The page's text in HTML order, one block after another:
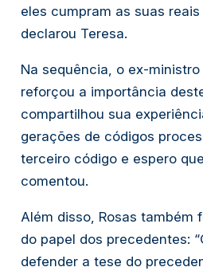
eles cumpram as suas reais
declarou Teresa.
Na sequência, o ex-ministro
reforçou a importância
compartilhou sua
gerações de códigos
terceiro código e espero
comentou.
Além disso, Rosas também
do papel dos precedentes:
defender a tese do